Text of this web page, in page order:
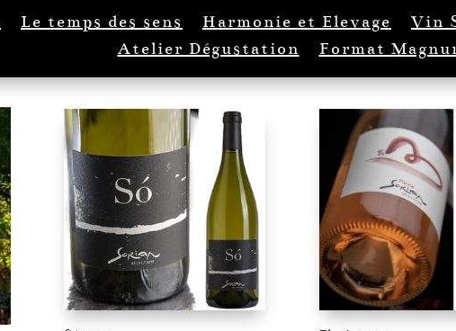
Le temps des sens Harmonie et Elevage Vin
Atelier Dégustation
Format